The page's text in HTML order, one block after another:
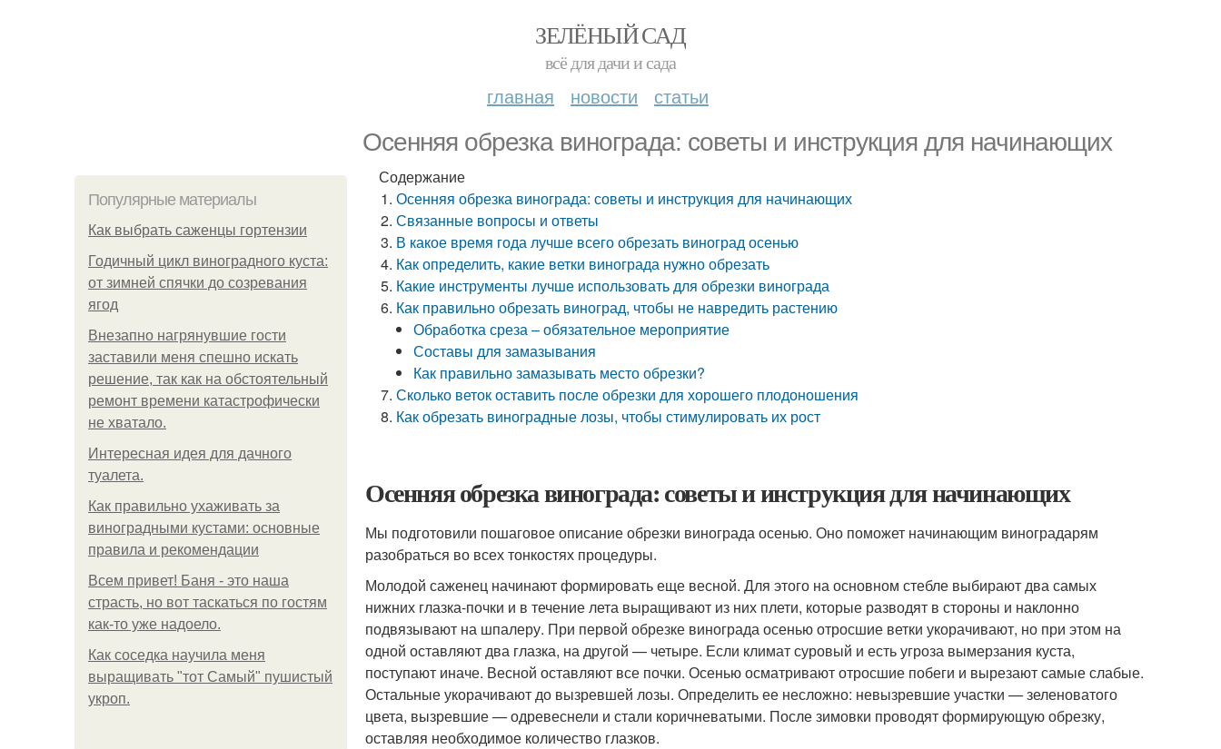
ЗЕЛЁНЫЙ САД
всё для дачи и сада
главная новости статьи
Осенняя обрезка винограда: советы и инструкция для начинающих
Популярные материалы
Как выбрать саженцы гортензии
Годичный цикл виноградного куста:
от зимней спячки до созревания
ягод
Внезапно нагрянувшие гости
заставили меня спешно искать
решение, так как на обстоятельный
ремонт времени катастрофически
не хватало.
Интересная идея для дачного
туалета.
Как правильно ухаживать за
виноградными кустами: основные
правила и рекомендации
Всем привет! Баня - это наша
страсть, но вот таскаться по гостям
как-то уже надоело.
Как соседка научила меня
выращивать "тот Самый" пушистый
укроп.
Содержание
Осенняя обрезка винограда: советы и инструкция для начинающих
Связанные вопросы и ответы
В какое время года лучше всего обрезать виноград осенью
Как определить, какие ветки винограда нужно обрезать
Какие инструменты лучше использовать для обрезки винограда
Как правильно обрезать виноград, чтобы не навредить растению
Обработка среза – обязательное мероприятие
Составы для замазывания
Как правильно замазывать место обрезки?
Сколько веток оставить после обрезки для хорошего плодоношения
Как обрезать виноградные лозы, чтобы стимулировать их рост
Осенняя обрезка винограда: советы и инструкция для начинающих
Мы подготовили пошаговое описание обрезки винограда осенью. Оно поможет начинающим виноградарям
разобраться во всех тонкостях процедуры.
Молодой саженец начинают формировать еще весной. Для этого на основном стебле выбирают два самых
нижних глазка-почки и в течение лета выращивают из них плети, которые разводят в стороны и наклонно
подвязывают на шпалеру. При первой обрезке винограда осенью отросшие ветки укорачивают, но при этом на
одной оставляют два глазка, на другой — четыре. Если климат суровый и есть угроза вымерзания куста,
поступают иначе. Весной оставляют все почки. Осенью осматривают отросшие побеги и вырезают самые слабые.
Остальные укорачивают до вызревшей лозы. Определить ее несложно: невызревшие участки — зеленоватого
цвета, вызревшие — одревеснели и стали коричневатыми. После зимовки проводят формирующую обрезку,
оставляя необходимое количество глазков.